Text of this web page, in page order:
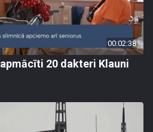
00:02:38
20 dakteri Klauni